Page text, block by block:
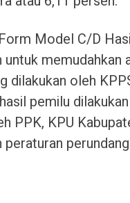
Model C/D
untuk memudahkan
dilakukan oleh
pemilu
PPK, KPU